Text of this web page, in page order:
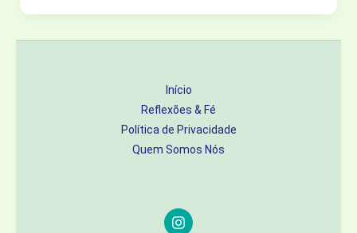
ORAMOS
Início
Reflexões & Fé
Política de Privacidade
Quem Somos Nós